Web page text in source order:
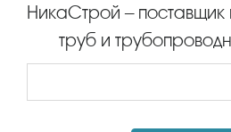
НикаСтрой – поставщик
труб и